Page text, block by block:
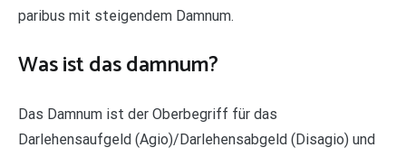
paribus mit steigendem Damnum.
Was ist das damnum?
Das Damnum ist der Oberbegriff für das
Darlehensaufgeld (Agio)/Darlehensabgeld (Disagio) und